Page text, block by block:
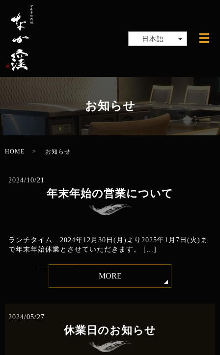
メ
日本語
お知らせ
HOME お知らせ
2024/10/21
年末年始の営業について
ランチタイム…2024年12月30日(月)より2025年1月7日(火)ま
で年末年始休業とさせていただきます。 […]
MORE
2024/05/27
休業日のお知らせ